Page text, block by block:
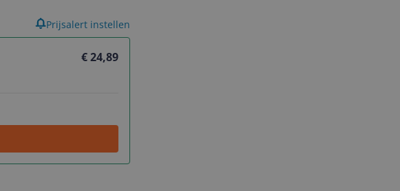
€ 24,89
Prijsalert instellen